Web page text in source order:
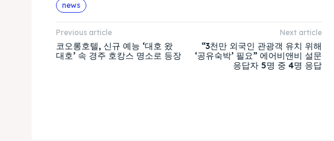
news
Previous article
코오롱호텔, 신규 예능 ‘대호 왔
대호’ 속 경주 호캉스 명소로 등장
Next article
“3천만 외국인 관광객 유치 위해
‘공유숙박’ 필요” 에어비앤비 설문
응답자 5명 중 4명 응답